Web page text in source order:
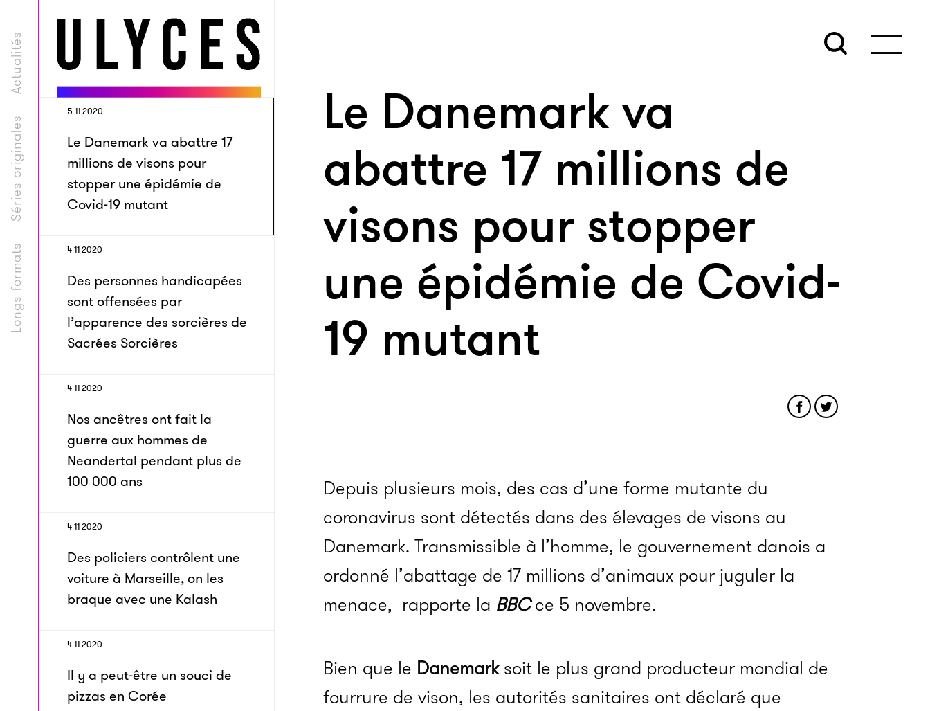
Longs formats
Séries originales
Actualités
5 11 2020
Le Danemark va abattre 17
millions de visons pour
stopper une épidémie de
Covid-19 mutant
4 11 2020
Des personnes handicapées
sont offensées par
l’apparence des sorcières de
Sacrées Sorcières
4 11 2020
Nos ancêtres ont fait la
guerre aux hommes de
Neandertal pendant plus de
100 000 ans
4 11 2020
Des policiers contrôlent une
voiture à Marseille, on les
braque avec une Kalash
4 11 2020
Il y a peut-être un souci de
pizzas en Corée
Le Danemark va
abattre 17 millions de
visons pour stopper
une épidémie de Covid-
19 mutant
Depuis plusieurs mois, des cas d’une forme mutante du
coronavirus sont détectés dans des élevages de visons au
Danemark. Transmissible à l’homme, le gouvernement danois a
ordonné l’abattage de 17 millions d’animaux pour juguler la
menace, rapporte la BBCce 5 novembre.
Bien que le Danemarksoit le plus grand producteur mondial de
fourrure de vison, les autorités sanitaires ont déclaré que